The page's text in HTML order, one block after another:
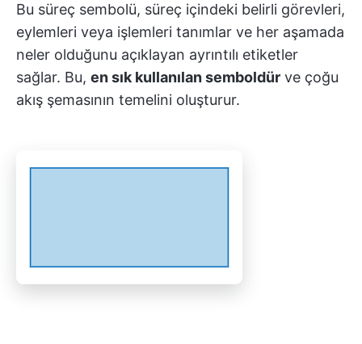
Bu süreç sembolü, süreç içindeki belirli görevleri,
eylemleri veya işlemleri tanımlar ve her aşamada
neler olduğunu açıklayan ayrıntılı etiketler
sağlar. Bu, en sık kullanılan semboldür ve çoğu
akış şemasının temelini oluşturur.